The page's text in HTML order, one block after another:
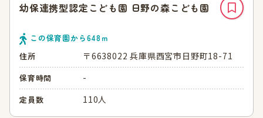
幼保連携型認定こども園 日野の森こども園
この保育園から648ｍ
住所
〒6638022 兵庫県西宮市日野町18-71
保育時間 -
定員数 110人